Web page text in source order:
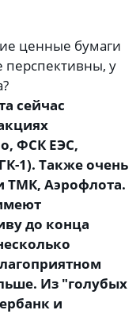
ценные бумаги
у
сейчас
ФСК ЕЭС,
1). Также очень
ТМК, Аэрофлота.
до конца
Из "голубых
и